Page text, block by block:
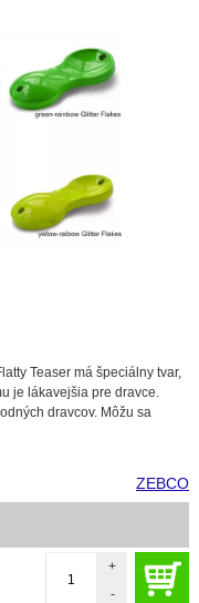
Teaser má špeciálny tvar,
je lákavejšia pre dravce.
dravcov. Môžu sa
ZEBCO
-
+